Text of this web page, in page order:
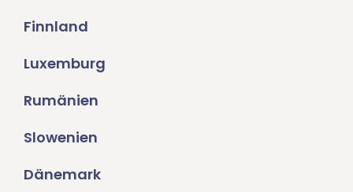
Finnland
Luxemburg
Rumänien
Slowenien
Dänemark